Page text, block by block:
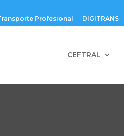
Profesional DIGITRANS
CEFTRAL